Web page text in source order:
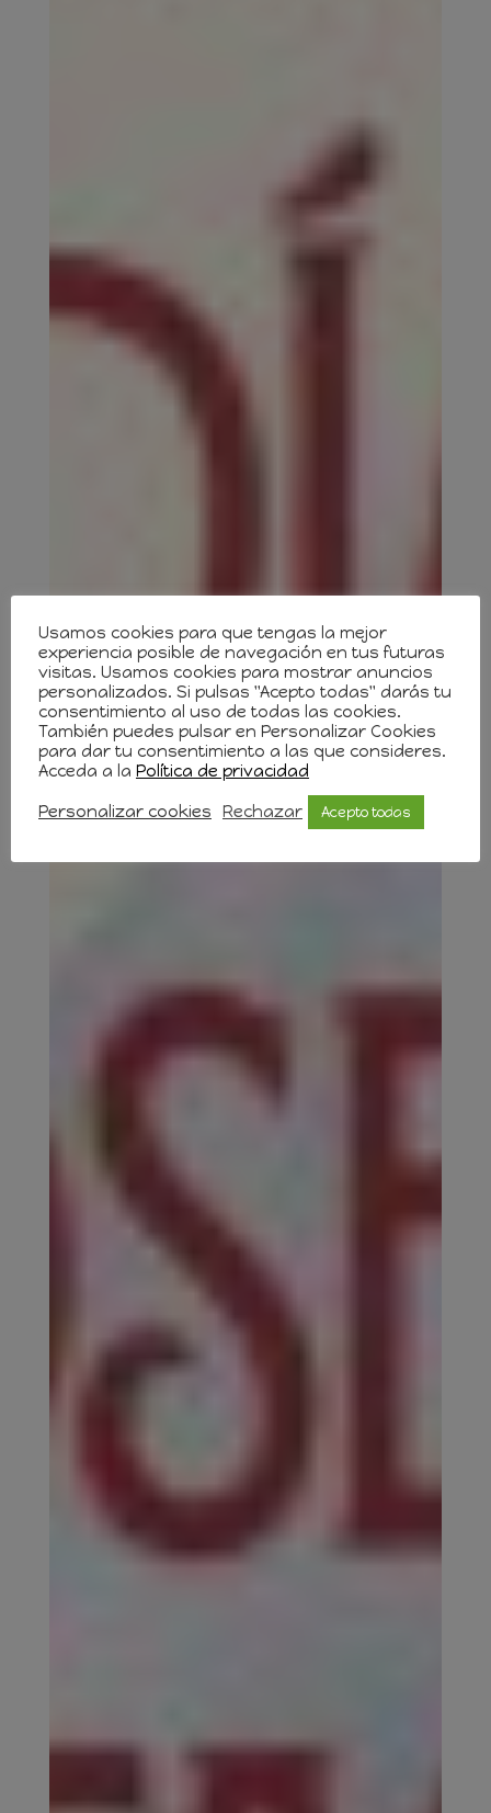
Usamos cookies para que tengas la mejor
experiencia posible de navegación en tus futuras
visitas. Usamos cookies para mostrar anuncios
personalizados. Si pulsas "Acepto todas" darás tu
consentimiento al uso de todas las cookies.
También puedes pulsar en Personalizar Cookies
para dar tu consentimiento a las que consideres.
Acceda a la Política de privacidad
Personalizar cookies Rechazar Acepto todas